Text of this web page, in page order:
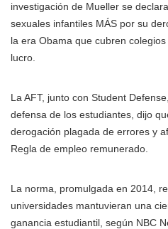
investigación de Mueller se
sexuales infantiles MÁS por su
la era Obama que cubren
lucro.
La AFT, junto con Student
defensa de los estudiantes, dijo
derogación plagada de errores y
Regla de empleo remunerado.
La norma, promulgada en 2014,
universidades mantuvieran una
ganancia estudiantil, según NBC